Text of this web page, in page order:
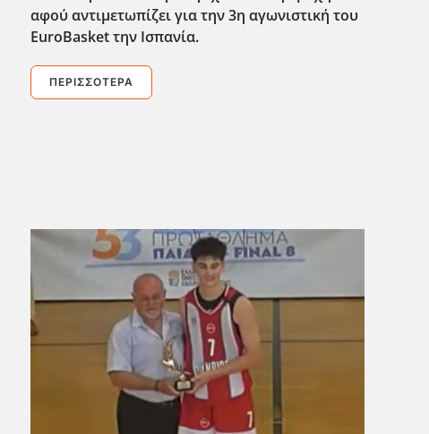
αφού αντιμετωπίζει για την 3η αγωνιστική του
EuroBasket την Ισπανία.
ΠΕΡΙΣΣΌΤΕΡΑ